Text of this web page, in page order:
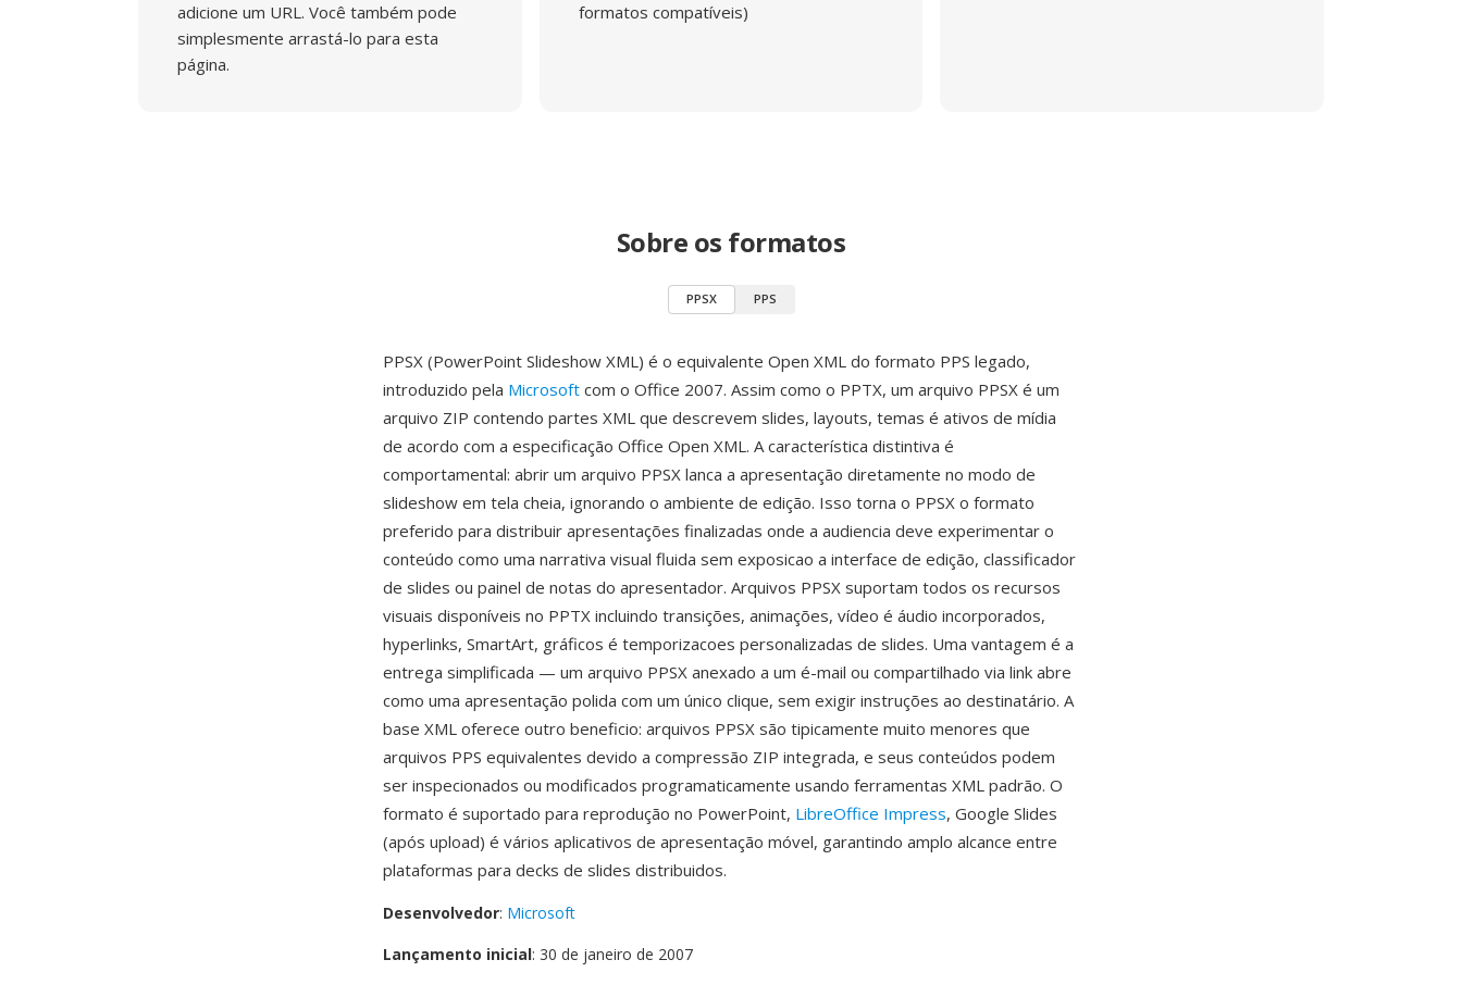
adicione um URL. Você também pode
simplesmente arrastá-lo para esta
página.
formatos compatíveis)
Sobre os formatos
PPSX PPS
PPSX (PowerPoint Slideshow XML) é o equivalente Open XML do formato PPS legado,
introduzido pela Microsoft com o Office 2007. Assim como o PPTX, um arquivo PPSX é um
arquivo ZIP contendo partes XML que descrevem slides, layouts, temas é ativos de mídia
de acordo com a especificação Office Open XML. A característica distintiva é
comportamental: abrir um arquivo PPSX lanca a apresentação diretamente no modo de
slideshow em tela cheia, ignorando o ambiente de edição. Isso torna o PPSX o formato
preferido para distribuir apresentações finalizadas onde a audiencia deve experimentar o
conteúdo como uma narrativa visual fluida sem exposicao a interface de edição, classificador
de slides ou painel de notas do apresentador. Arquivos PPSX suportam todos os recursos
visuais disponíveis no PPTX incluindo transições, animações, vídeo é áudio incorporados,
hyperlinks, SmartArt, gráficos é temporizacoes personalizadas de slides. Uma vantagem é a
entrega simplificada — um arquivo PPSX anexado a um é-mail ou compartilhado via link abre
como uma apresentação polida com um único clique, sem exigir instruções ao destinatário. A
base XML oferece outro beneficio: arquivos PPSX são tipicamente muito menores que
arquivos PPS equivalentes devido a compressão ZIP integrada, e seus conteúdos podem
ser inspecionados ou modificados programaticamente usando ferramentas XML padrão. O
formato é suportado para reprodução no PowerPoint, LibreOffice Impress, Google Slides
(após upload) é vários aplicativos de apresentação móvel, garantindo amplo alcance entre
plataformas para decks de slides distribuidos.
Desenvolvedor: Microsoft
Lançamento inicial: 30 de janeiro de 2007